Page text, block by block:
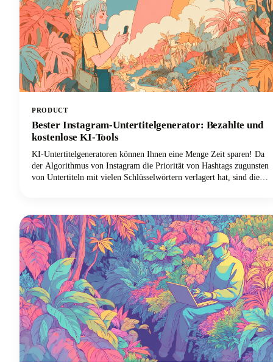
PRODUCT
Bester Instagram-Untertitelgenerator: Bezahlte und
kostenlose KI-Tools
KI-Untertitelgeneratoren können Ihnen eine Menge Zeit sparen! Da
der Algorithmus von Instagram die Priorität von Hashtags zugunsten
von Untertiteln mit vielen Schlüsselwörtern verlagert hat, sind diese
kostenlosen und kostenpflichtigen Instagram-Untertitelgeneratoren
behandelt und erklärt, wie Sie sie effektiv verwenden können, um
Untertitel zu erstellen, die zu echten Ergebnissen führen.